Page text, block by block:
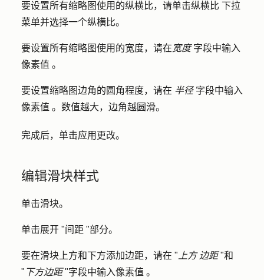
要设置所有缩略图使用的纵横比，请单击纵横比 下拉
菜单并选择一个纵横比。
要设置所有缩略图使用的宽度，请在 宽度字段中输入
像素值 。
要设置缩略图边角的圆角程度，请在 半径 字段中输入
像素值 。数值越大，边角越圆滑。
完成后，单击应用更改。
编辑滑块样式
单击滑块。
单击展开 "间距 "部分。
要在滑块上方和下方添加边距，请在 " 上方 边距"和
" 下方边距"字段中输入像素值 。